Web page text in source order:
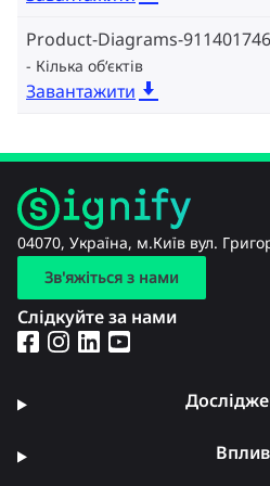
Product-Diagrams-
Кілька об‘єктів
Завантажити
04070, Україна, м.Київ вул.
Зв'яжіться з нами
Слідкуйте за нами
Вплив